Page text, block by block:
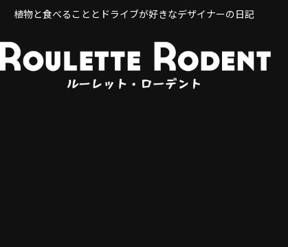
植物と食べることとドライブが好きなデザイナーの日記